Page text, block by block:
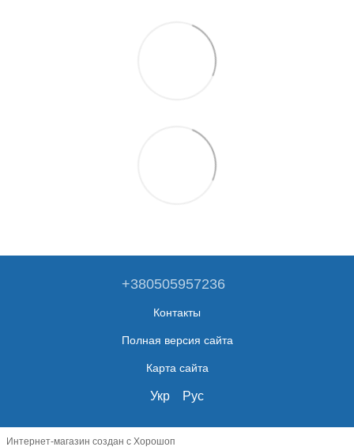
+380505957236
Контакты
Полная версия сайта
Карта сайта
Укр Рус
Интернет-магазин создан с Хорошоп